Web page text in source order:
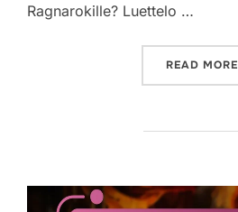
Ragnarokille? Luettelo …
READ MORE